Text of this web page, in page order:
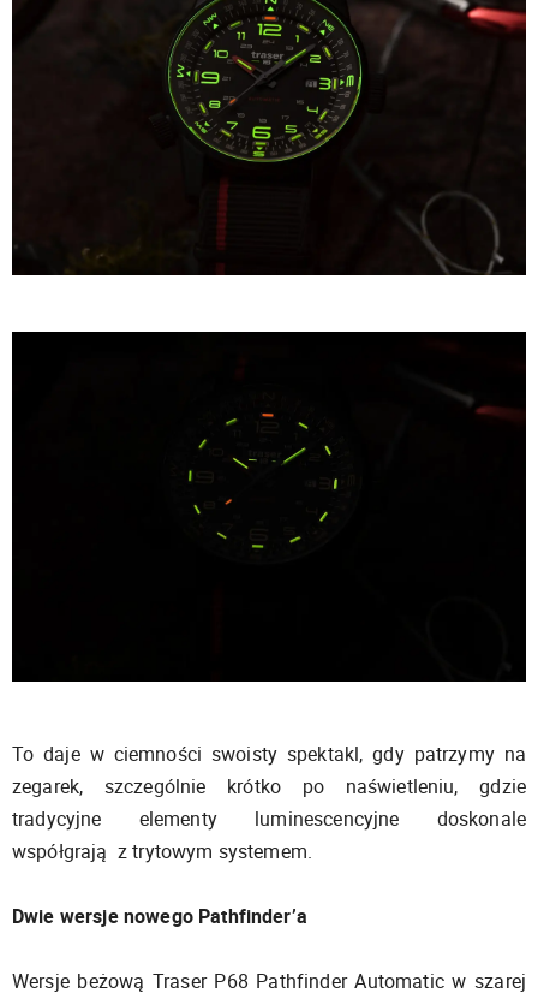
To daje w ciemności swoisty spektakl, gdy patrzymy na
zegarek, szczególnie krótko po naświetleniu, gdzie
tradycyjne elementy luminescencyjne doskonale
współgrają z trytowym systemem.
Dwie wersje nowego Pathfinder’a
Wersje beżową Traser P68 Pathfinder Automatic w szarej